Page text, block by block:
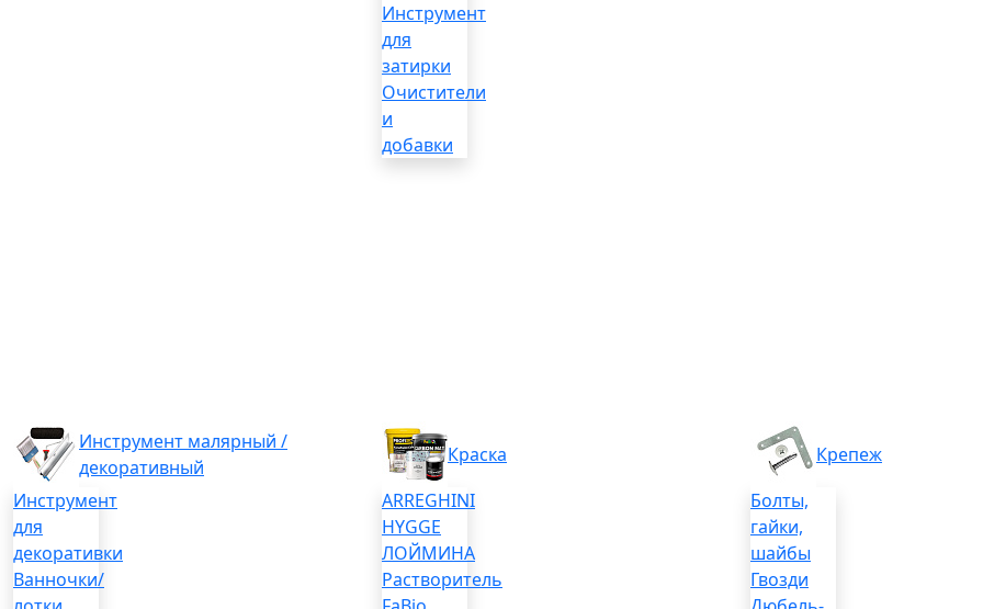
Инструмент
для
затирки
Очистители
и
добавки
Инструмент малярный /
декоративный
Инструмент
для
декоративки
Ванночки/
Краска
ARREGHINI
HYGGE
ЛОЙМИНА
Растворитель
Крепеж
Болты,
гайки,
шайбы
Гвозди